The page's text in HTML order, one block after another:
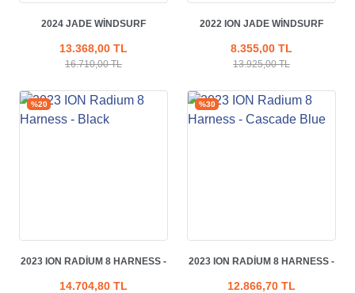
2024 JADE WINDSURF
13.368,00 TL
16.710,00 TL
2022 ION JADE WINDSURF
8.355,00 TL
13.925,00 TL
%20
2023 ION RADIUM 8 HARNESS -
14.704,80 TL
%30
2023 ION RADIUM 8 HARNESS -
12.866,70 TL